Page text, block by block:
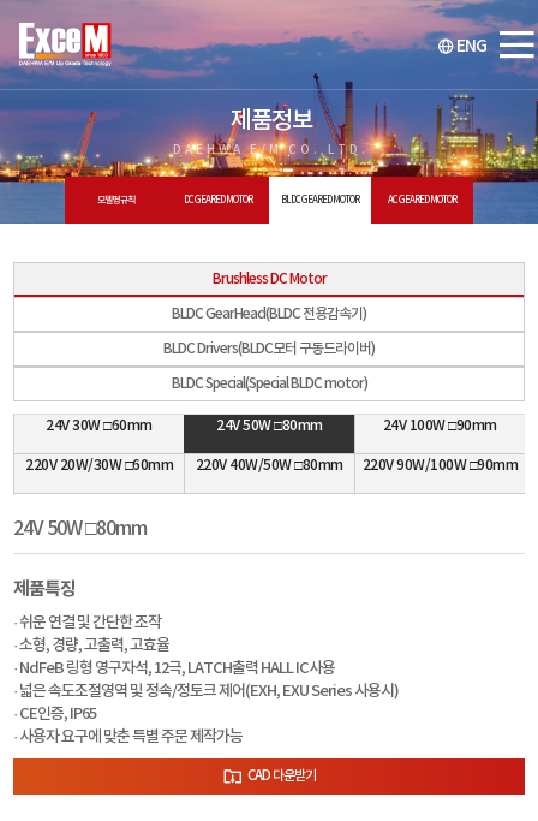
ENG
제품정보
DAEHWA E/M CO.,LTD.
모델명 규칙 DC GEARED MOTOR BLDC GEARED MOTOR AC GEARED MOTOR
Brushless DC Motor
BLDC GearHead(BLDC 전용감속기)
BLDC Drivers(BLDC모터 구동드라이버)
BLDC Special(Special BLDC motor)
24V 30W □60mm 24V 50W □80mm 24V 100W □90mm
220V 20W/30W □60mm 220V 40W/50W □80mm 220V 90W/100W □90mm
24V 50W □80mm
제품특징
· 쉬운 연결 및 간단한 조작
· 소형, 경량, 고출력, 고효율
· NdFeB 링형 영구자석, 12극, LATCH출력 HALL IC사용
· 넓은 속도조절영역 및 정속/정토크 제어(EXH, EXU Series 사용시)
· CE인증, IP65
· 사용자 요구에 맞춘 특별 주문 제작가능
CAD 다운받기